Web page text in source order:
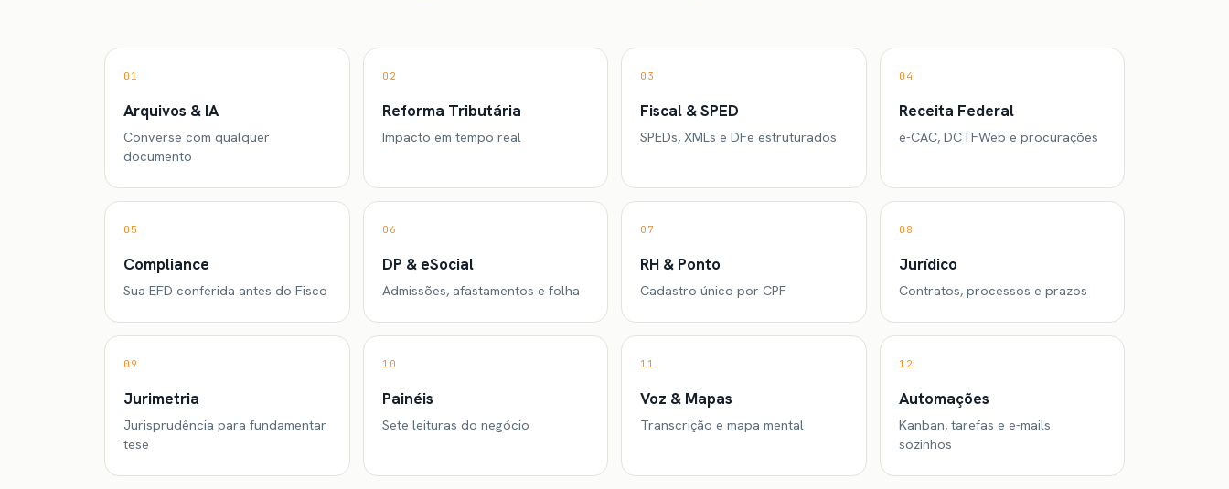
01
Arquivos & IA
Converse com qualquer
documento
02
Reforma Tributária
Impacto em tempo real
03
Fiscal & SPED
SPEDs, XMLs e DFe estruturados
04
Receita Federal
e-CAC, DCTFWeb e procurações
05
Compliance
Sua EFD conferida antes do Fisco
06
DP & eSocial
Admissões, afastamentos e folha
07
RH & Ponto
Cadastro único por CPF
08
Jurídico
Contratos, processos e prazos
09
Jurimetria
Jurisprudência para fundamentar
tese
10
Painéis
Sete leituras do negócio
11
Voz & Mapas
Transcrição e mapa mental
12
Automações
Kanban, tarefas e e-mails
sozinhos